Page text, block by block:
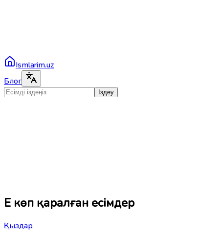
Ismlarim.uz
Блог
Іздеу
Ең көп қаралған есімдер
Қыздар